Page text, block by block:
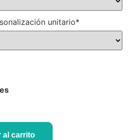
unitario*
al carrito